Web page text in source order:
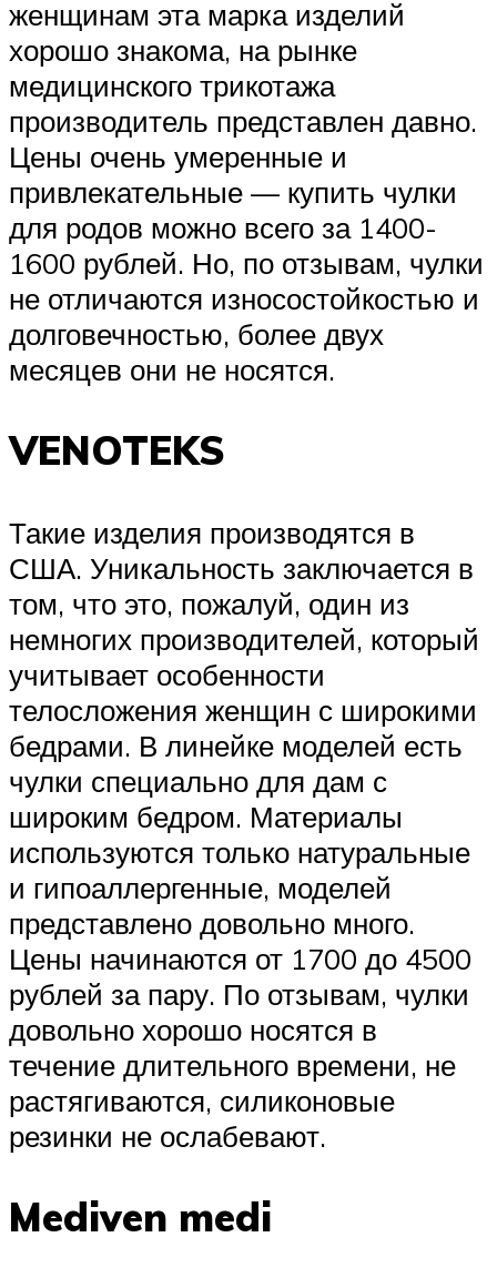
женщинам эта марка изделий
хорошо знакома, на рынке
медицинского трикотажа
производитель представлен давно.
Цены очень умеренные и
привлекательные — купить чулки
для родов можно всего за 1400-
1600 рублей. Но, по отзывам, чулки
не отличаются износостойкостью и
долговечностью, более двух
месяцев они не носятся.
VENOTEKS
Такие изделия производятся в
США. Уникальность заключается в
том, что это, пожалуй, один из
немногих производителей, который
учитывает особенности
телосложения женщин с широкими
бедрами. В линейке моделей есть
чулки специально для дам с
широким бедром. Материалы
используются только натуральные
и гипоаллергенные, моделей
представлено довольно много.
Цены начинаются от 1700 до 4500
рублей за пару. По отзывам, чулки
довольно хорошо носятся в
течение длительного времени, не
растягиваются, силиконовые
резинки не ослабевают.
Mediven medi